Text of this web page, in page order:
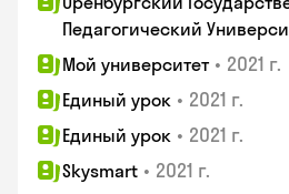
Педагогический
Мой университет • 2021 г.
Единый урок • 2021 г.
Единый урок • 2021 г.
Skysmart • 2021 г.